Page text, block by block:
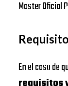
Master Oficial
En el caso de